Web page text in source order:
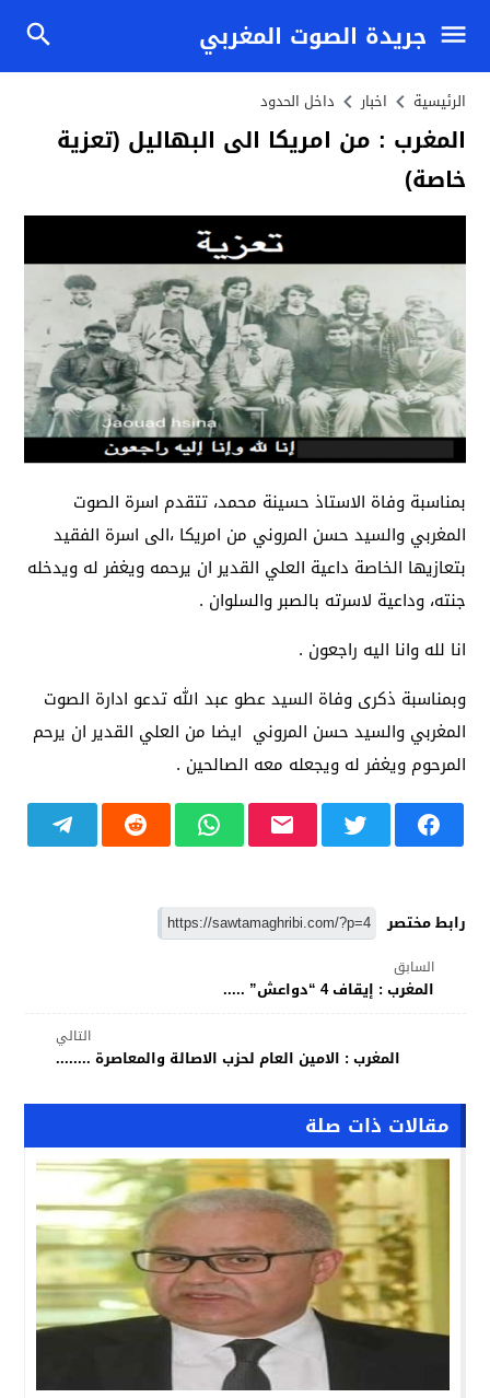
جريدة الصوت المغربي
الرئيسية اخبار داخل الحدود
المغرب : من امريكا الى البهاليل (تعزية
خاصة)
بمناسبة وفاة الاستاذ حسينة محمد، تتقدم اسرة الصوت
المغربي والسيد حسن المروني من امريكا ،الى اسرة الفقيد
بتعازيها الخاصة داعية العلي القدير ان يرحمه ويغفر له ويدخله
جنته، وداعية لاسرته بالصبر والسلوان .
انا لله وانا اليه راجعون .
وبمناسبة ذكرى وفاة السيد عطو عبد الله تدعو ادارة الصوت
المغربي والسيد حسن المروني ايضا من العلي القدير ان يرحم
المرحوم ويغفر له ويجعله معه الصالحين .
رابط مختصر
السابق
المغرب : إيقاف 4 “دواعش” .....
التالي
المغرب : الامين العام لحزب الاصالة والمعاصرة ........
مقالات ذات صلة